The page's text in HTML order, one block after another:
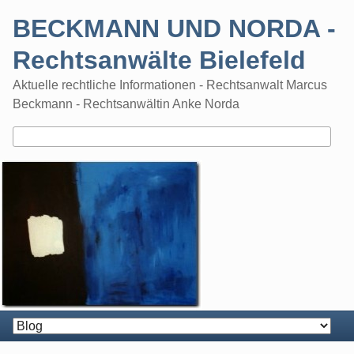
BECKMANN UND NORDA -
Rechtsanwälte Bielefeld
Aktuelle rechtliche Informationen - Rechtsanwalt Marcus
Beckmann - Rechtsanwältin Anke Norda